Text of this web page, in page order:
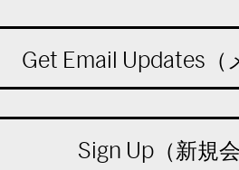
Get Email Updates（
Sign Up（新規